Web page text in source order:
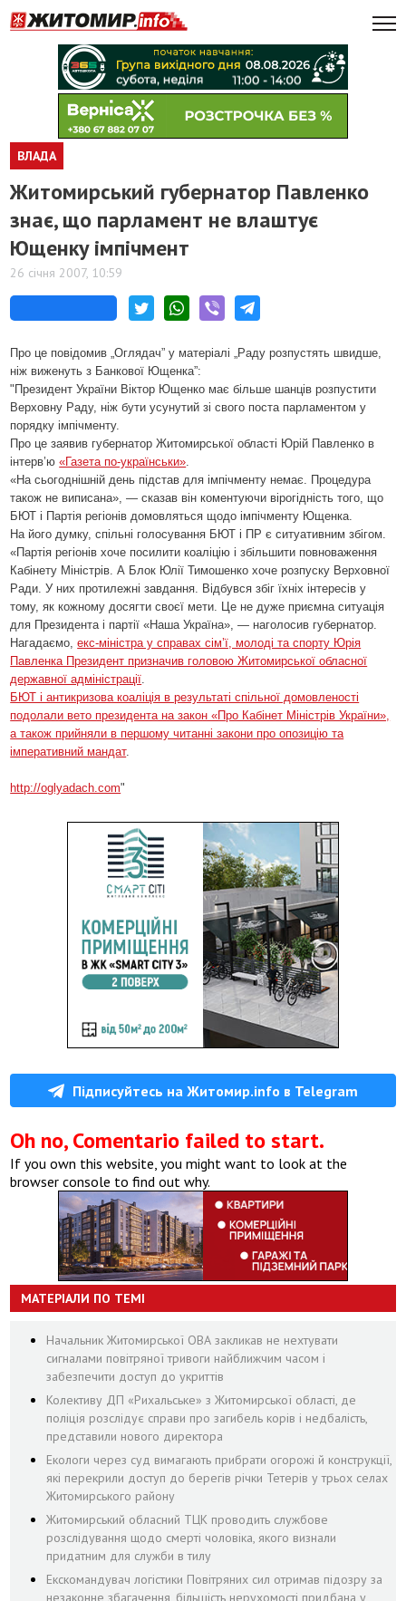
ВЛАДА
Житомирський губернатор Павленко
знає, що парламент не влаштує
Ющенку імпічмент
26 січня 2007, 10:59
Про це повідомив „Оглядач” у матеріалі „Раду розпустять швидше,
ніж виженуть з Банкової Ющенка”:
"Президент України Віктор Ющенко має більше шанців розпустити
Верховну Раду, ніж бути усунутий зі свого поста парламентом у
порядку імпічменту.
Про це заявив губернатор Житомирської області Юрій Павленко в
інтерв’ю«Газета по-українськи».
«На сьогоднішній день підстав для імпічменту немає. Процедура
також не виписана», — сказав він коментуючи вірогідність того, що
БЮТ і Партія регіонів домовляться щодо імпічменту Ющенка.
На його думку, спільні голосування БЮТ і ПР є ситуативним збігом.
«Партія регіонів хоче посилити коаліцію і збільшити повноваження
Кабінету Міністрів. А Блок Юлії Тимошенко хоче розпуску Верховної
Ради. У них протилежні завдання. Відбувся збіг їхніх інтересів у
тому, як кожному досягти своєї мети. Це не дуже приємна ситуація
для Президента і партії «Наша Україна», — наголосив губернатор.
Нагадаємо,екс-міністра у справах сім’ї, молоді та спорту Юрія
Павленка Президент призначив головою Житомирської обласної
державної адміністрації.
БЮТ і антикризова коаліція в результаті спільної домовленості
подолали вето президента на закон «Про Кабінет Міністрів України»,
а також прийняли в першому читанні закони про опозицію та
імперативний мандат.
http://oglyadach.com"
Підписуйтесь на Житомир.info в Telegram
Oh no, Comentario failed to start.
If you own this website, you might want to look at the
browser console to find out why.
МАТЕРІАЛИ ПО ТЕМІ
Начальник Житомирської ОВА закликав не нехтувати
сигналами повітряної тривоги найближчим часом і
забезпечити доступ до укриттів
Колективу ДП «Рихальське» з Житомирської області, де
поліція розслідує справи про загибель корів і недбалість,
представили нового директора
Екологи через суд вимагають прибрати огорожі й конструкції,
які перекрили доступ до берегів річки Тетерів у трьох селах
Житомирського району
Житомирський обласний ТЦК проводить службове
розслідування щодо смерті чоловіка, якого визнали
придатним для служби в тилу
Екскомандувач логістики Повітряних сил отримав підозру за
незаконне збагачення, більшість нерухомості придбана у